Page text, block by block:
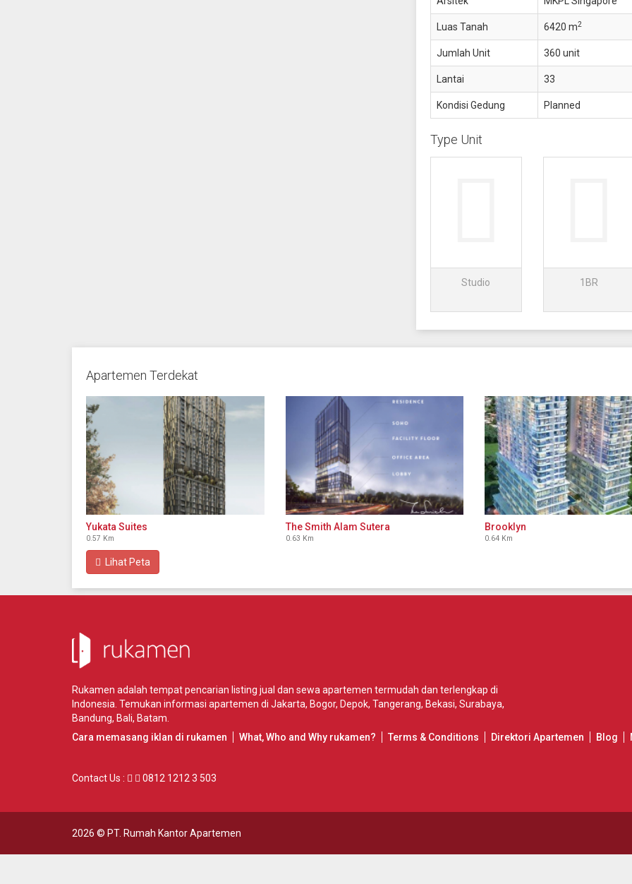
Luas Tanah 6420 m2
Jumlah Unit 360 unit
Lantai 33
Kondisi Gedung Planned
Type Unit
Studio 1BR
Apartemen Terdekat
Yukata Suites
0.57 Km
The Smith Alam Sutera
0.63 Km
Brooklyn
0.64 Km
Lihat Peta
Rukamen adalah tempat pencarian listing jual dan sewa apartemen termudah dan terlengkap di
Indonesia. Temukan informasi apartemen di Jakarta, Bogor, Depok, Tangerang, Bekasi, Surabaya,
Bandung, Bali, Batam
Cara memasang iklan di rukamen
What, Who and Why rukamen? Terms & Conditions Direktori Apartemen Blog
Contact Us : 0812 1212 3 503
2026 © PT. Rumah Kantor Apartemen